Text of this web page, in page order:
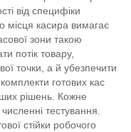
від специфіки
місця касира вимагає
зони такою
потік товару,
точки, а й убезпечити
готових кас
рішень. Кожне
тестування.
стійки робочого